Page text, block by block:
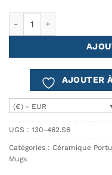
AJOUTER
(€) - EUR
UGS : 130-462.S6
Catégories : Céramique
Mugs